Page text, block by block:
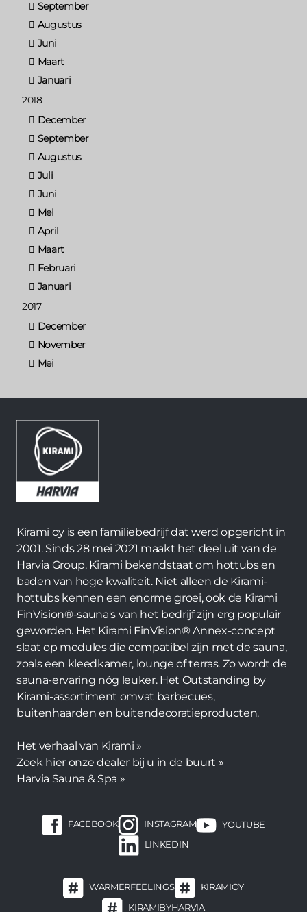
September
Augustus
Juni
Maart
Januari
2018
December
September
Augustus
Juli
Juni
Mei
April
Maart
Februari
Januari
2017
December
November
Mei
Kirami oy is een familiebedrijf dat werd opgericht in
2001. Sinds 28 mei 2021 maakt het deel uit van de
Harvia Group. Kirami bekendstaat om hottubs en
baden van hoge kwaliteit. Niet alleen de Kirami-
hottubs kennen een enorme groei, ook de Kirami
FinVision®-sauna's van het bedrijf zijn erg populair
geworden. Het Kirami FinVision® Annex-concept
slaat op modules die compatibel zijn met de sauna,
zoals een kleedkamer, lounge of terras. Zo wordt de
sauna-ervaring nóg leuker. Het Outstanding by
Kirami-assortiment omvat barbecues,
buitenhaarden en buitendecoratieproducten.
Het verhaal van Kirami »
Zoek hier onze dealer bij u in de buurt »
Harvia Sauna & Spa »
FACEBOOK INSTAGRAM
YOUTUBE
LINKEDIN
WARMERFEELINGS
KIRAMIOY
KIRAMIBYHARVIA